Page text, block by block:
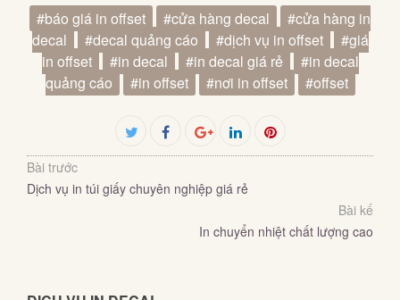
#báo giá in offset #cửa hàng decal
#cửa hàng in
decal
#decal quảng cáo #dịch vụ in offset
#giá
in offset
#in decal #in decal giá rẻ
#in decal
quảng cáo
#in offset #nơi in offset #offset
Twitter
Facebook
Google+LinkedInPinterest
Bài trước
Dịch vụ in túi giấy chuyên nghiệp giá rẻ
Bài kế
In chuyển nhiệt chất lượng cao